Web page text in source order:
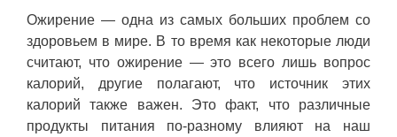
Ожирение — одна из самых больших проблем со
здоровьем в мире. В то время как некоторые люди
считают, что ожирение — это всего лишь вопрос
калорий, другие полагают, что источник этих
калорий также важен. Это факт, что различные
продукты питания по-разному влияют на наш